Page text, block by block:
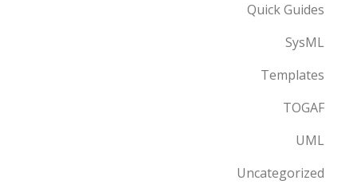
Quick Guides
SysML
Templates
TOGAF
UML
Uncategorized